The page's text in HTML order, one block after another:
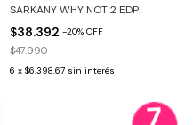
SARKANY WHY NOT 2 EDP
$38.392 -20% OFF
$47.990
6 x $6.398,67 sin interés